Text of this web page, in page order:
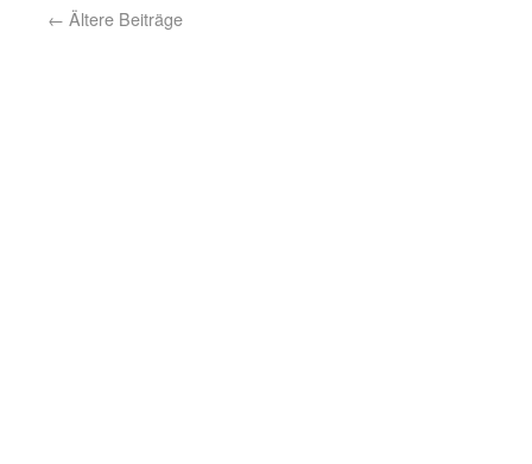
← Ältere Beiträge